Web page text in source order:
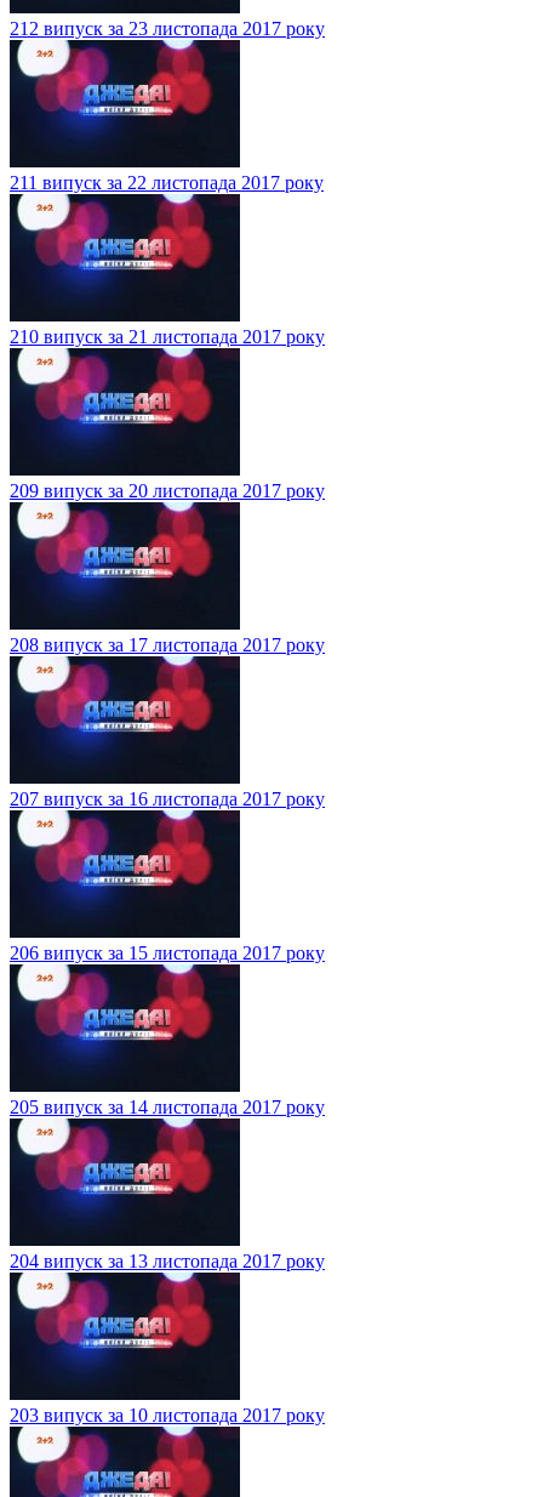
212 випуск за 23 листопада 2017 року
211 випуск за 22 листопада 2017 року
210 випуск за 21 листопада 2017 року
209 випуск за 20 листопада 2017 року
208 випуск за 17 листопада 2017 року
207 випуск за 16 листопада 2017 року
206 випуск за 15 листопада 2017 року
205 випуск за 14 листопада 2017 року
204 випуск за 13 листопада 2017 року
203 випуск за 10 листопада 2017 року